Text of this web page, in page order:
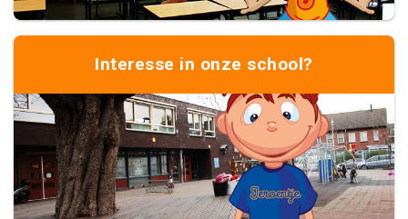
Interesse in onze school?